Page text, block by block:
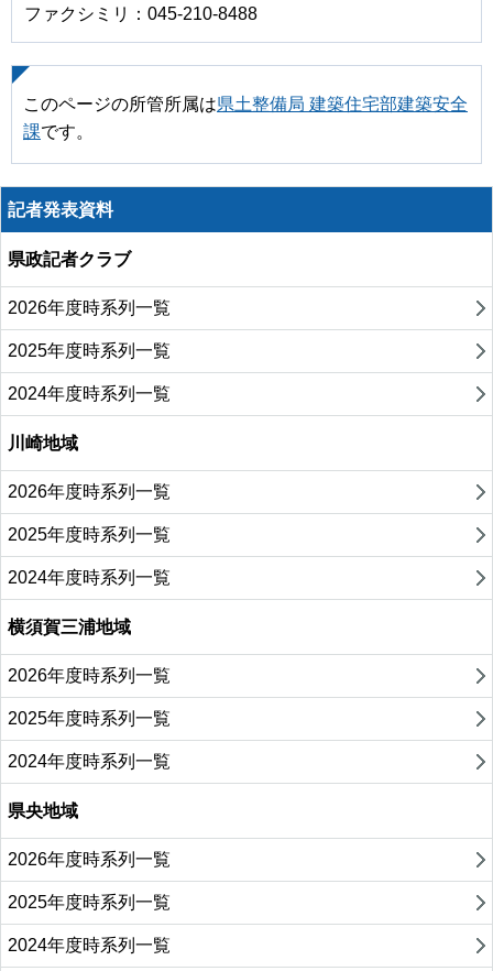
ファクシミリ：045-210-8488
このページの所管所属は県土整備局 建築住宅部建築安全
課です。
記者発表資料
県政記者クラブ
2026年度時系列一覧
2025年度時系列一覧
2024年度時系列一覧
川崎地域
2026年度時系列一覧
2025年度時系列一覧
2024年度時系列一覧
横須賀三浦地域
2026年度時系列一覧
2025年度時系列一覧
2024年度時系列一覧
県央地域
2026年度時系列一覧
2025年度時系列一覧
2024年度時系列一覧